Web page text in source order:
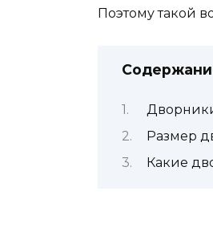
Поэтому такой
Размер
Какие